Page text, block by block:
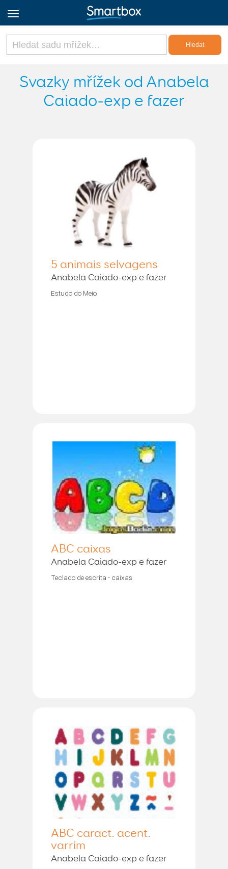
Online Grids
Přihlásit
Czech
Svazky mřížek od Anabela
Caiado-exp e fazer
5 animais selvagens
Anabela Caiado-exp e fazer
Estudo do Meio
ABC caixas
Anabela Caiado-exp e fazer
Teclado de escrita - caixas
ABC caract. acent.
varrim
Anabela Caiado-exp e fazer